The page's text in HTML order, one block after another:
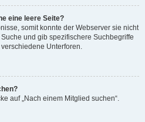
eine leere Seite?
somit konnte der Webserver sie nicht
und gib spezifischere Suchbegriffe
Unterforen.
auf „Nach einem Mitglied suchen“.